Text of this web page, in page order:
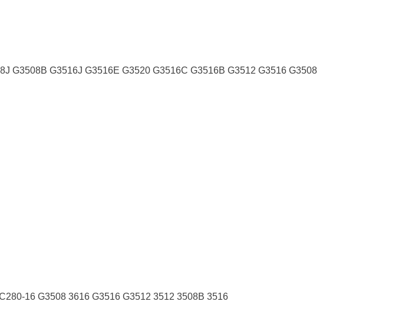
G3508B G3516J G3516E G3520 G3516C G3516B G3512 G3516 G3508
16 G3508 3616 G3516 G3512 3512 3508B 3516